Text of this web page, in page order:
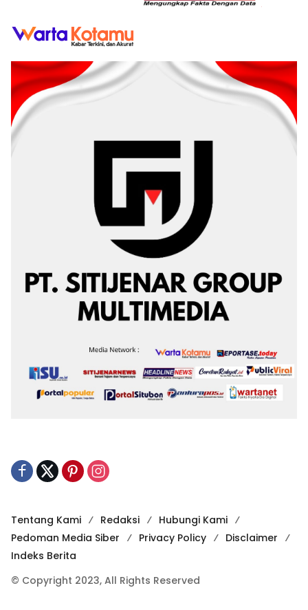
Tentang Kami Redaksi
Hubungi Kami
Pedoman Media Siber
Privacy Policy
Disclaimer
Indeks Berita
© Copyright 2023, All Rights Reserved